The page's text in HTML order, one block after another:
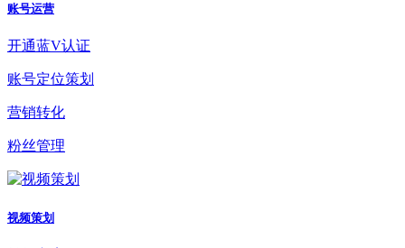
账号运营
开通蓝V认证
账号定位策划
营销转化
粉丝管理
视频策划